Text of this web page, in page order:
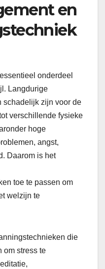
en
onderdeel
Langdurige
schadelijk zijn voor de
verschillende fysieke
hoge
angst,
Daarom is het
toe te passen om
welzijn te
die
om stress te